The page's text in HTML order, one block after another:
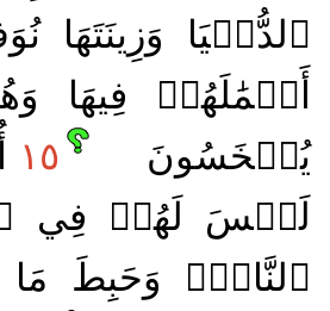
ٱلدُّنۡيَا وَزِينَتَهَا
أَعۡمَٰلَهُمۡ فِيهَا
يُبۡخَسُونَ
١٥
لَيۡسَ لَهُمۡ فِي
ٱلنَّارُۖ وَحَبِطَ مَا